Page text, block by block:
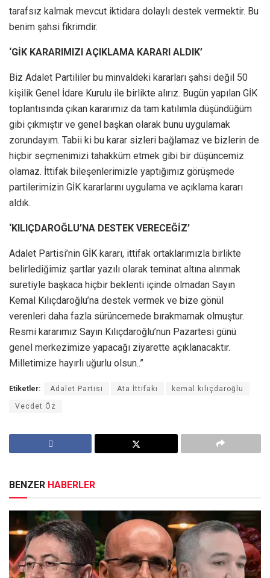
tarafsız kalmak mevcut iktidara dolaylı destek vermektir. Bu
benim şahsi fikrimdir.
‘GİK KARARIMIZI AÇIKLAMA KARARI ALDIK’
Biz Adalet Partililer bu minvaldeki kararları şahsi değil 50
kişilik Genel İdare Kurulu ile birlikte alırız. Bugün yapılan GİK
toplantısında çıkan kararımız da tam katılımla düşündüğüm
gibi çıkmıştır ve genel başkan olarak bunu uygulamak
zorundayım. Tabii ki bu karar sizleri bağlamaz ve bizlerin de
hiçbir seçmenimizi tahakküm etmek gibi bir düşüncemiz
olamaz. İttifak bileşenlerimizle yaptığımız görüşmede
partilerimizin GİK kararlarını uygulama ve açıklama kararı
aldık.
‘KILIÇDAROĞLU’NA DESTEK VERECEĞİZ’
Adalet Partisi’nin GİK kararı, ittifak ortaklarımızla birlikte
belirlediğimiz şartlar yazılı olarak teminat altına alınmak
suretiyle başkaca hiçbir beklenti içinde olmadan Sayın
Kemal Kılıçdaroğlu’na destek vermek ve bize gönül
verenleri daha fazla sürüncemede bırakmamak olmuştur.
Resmi kararımız Sayın Kılıçdaroğlu’nun Pazartesi günü
genel merkezimize yapacağı ziyarette açıklanacaktır.
Milletimize hayırlı uğurlu olsun..”
Etiketler: Adalet Partisi Ata İttifakı kemal kılıçdaroğlu
Vecdet Öz
BENZER HABERLER